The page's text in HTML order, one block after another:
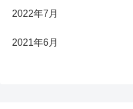
2022年7月
2021年6月